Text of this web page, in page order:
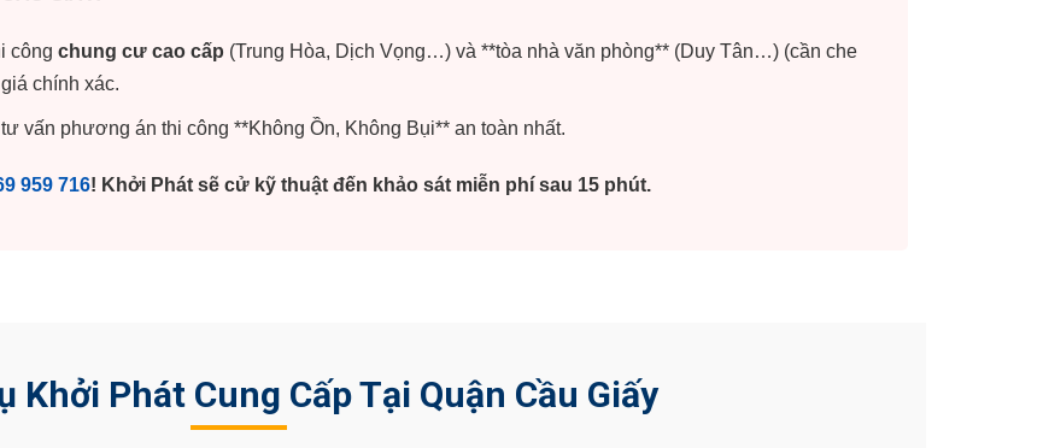
công chung cư cao cấp (Trung Hòa, Dịch Vọng…) và **tòa nhà văn phòng** (Duy Tân…) (cần che
chính xác.
vấn phương án thi công **Không Ồn, Không Bụi** an toàn nhất.
959 716! Khởi Phát sẽ cử kỹ thuật đến khảo sát miễn phí sau 15 phút.
Khởi Phát Cung Cấp Tại Quận Cầu Giấy